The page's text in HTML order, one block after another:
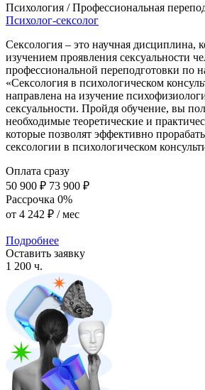
Психология / Профессиональная
Психолог-сексолог
Сексология – это научная дисциплина,
изучением проявления сексуальности
профессиональной переподготовки по
«Сексология в психологическом
направлена на изучение
сексуальности. Пройдя обучение, вы
необходимые теоретические и
которые позволят эффективно
сексологии в психологическом
Оплата сразу
50 900 ₽ 73 900 ₽
Рассрочка 0%
от 4 242 ₽ / мес
Подробнее
Оставить заявку
1 200 ч.